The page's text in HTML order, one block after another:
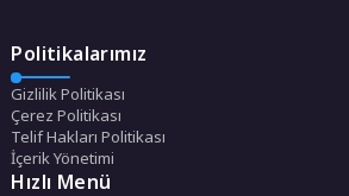
Politikalarımız
Gizlilik Politikası
Çerez Politikası
Telif Hakları Politikası
İçerik Yönetimi
Hızlı Menü